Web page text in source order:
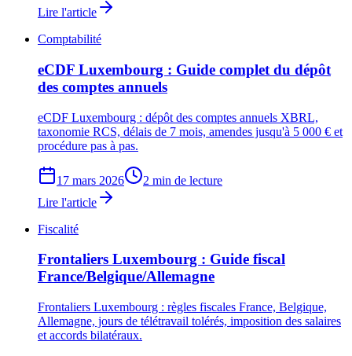
Lire l'article
Comptabilité
eCDF Luxembourg : Guide complet du dépôt
des comptes annuels
eCDF Luxembourg : dépôt des comptes annuels XBRL,
taxonomie RCS, délais de 7 mois, amendes jusqu'à 5 000 € et
procédure pas à pas.
17 mars 2026
2 min de lecture
Lire l'article
Fiscalité
Frontaliers Luxembourg : Guide fiscal
France/Belgique/Allemagne
Frontaliers Luxembourg : règles fiscales France, Belgique,
Allemagne, jours de télétravail tolérés, imposition des salaires
et accords bilatéraux.